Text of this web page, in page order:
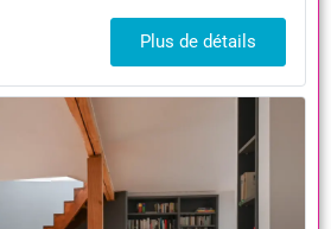
Plus de détails